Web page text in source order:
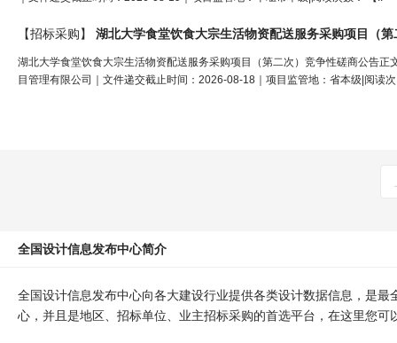
【招标采购】 湖北大学食堂饮食大宗生活物资配送服务采购项目（
湖北大学食堂饮食大宗生活物资配送服务采购项目（第二次）竞争性磋商公告
目管理有限公司｜文件递交截止时间：2026-08-18｜项目监管地：省本级|阅读
全国设计信息发布中心简介
全国设计信息发布中心向各大建设行业提供各类设计数据信息，是
心，并且是地区、招标单位、业主招标采购的首选平台，在这里您